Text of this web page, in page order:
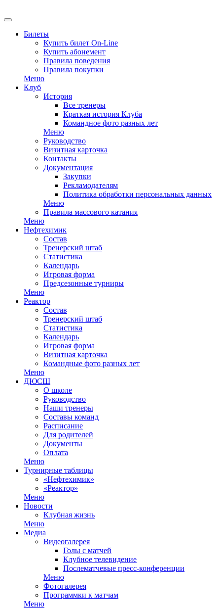
Билеты
Купить билет On-Line
Купить абонемент
Правила поведения
Правила покупки
Меню
Клуб
История
Все тренеры
Краткая история Клуба
Командное фото разных лет
Меню
Руководство
Визитная карточка
Контакты
Документация
Закупки
Рекламодателям
Политика обработки персональных данных
Меню
Правила массового катания
Меню
Нефтехимик
Состав
Тренерский штаб
Статистика
Календарь
Игровая форма
Предсезонные турниры
Меню
Реактор
Состав
Тренерский штаб
Статистика
Календарь
Игровая форма
Визитная карточка
Командные фото разных лет
Меню
ДЮСШ
О школе
Руководство
Наши тренеры
Составы команд
Расписание
Для родителей
Документы
Оплата
Меню
Турнирные таблицы
«Нефтехимик»
«Реактор»
Меню
Новости
Клубная жизнь
Меню
Медиа
Видеогалерея
Голы с матчей
Клубное телевидение
Послематчевые пресс-конференции
Меню
Фотогалерея
Программки к матчам
Меню